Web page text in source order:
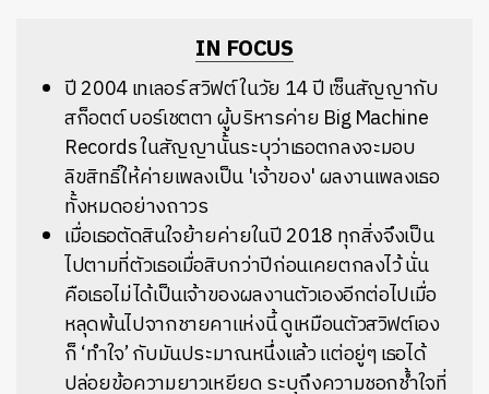
IN FOCUS
ปี 2004 เทเลอร์ สวิฟต์ ในวัย 14 ปี เซ็นสัญญากับ
สก็อตต์ บอร์เชตตา ผู้บริหารค่าย Big Machine
Recordsในสัญญานั้นระบุว่าเธอตกลงจะมอบ
ลิขสิทธิ์ให้ค่ายเพลงเป็น 'เจ้าของ' ผลงานเพลงเธอ
ทั้งหมดอย่างถาวร
เมื่อเธอตัดสินใจย้ายค่ายในปี 2018 ทุกสิ่งจึงเป็น
ไปตามที่ตัวเธอเมื่อสิบกว่าปีก่อนเคยตกลงไว้ นั่น
คือเธอไม่ได้เป็นเจ้าของผลงานตัวเองอีกต่อไปเมื่อ
หลุดพ้นไปจากชายคาแห่งนี้ ดูเหมือนตัวสวิฟต์เอง
ก็ ‘ทำใจ’ กับมันประมาณหนึ่งแล้ว แต่อยู่ๆ เธอได้
ปล่อยข้อความยาวเหยียด ระบุถึงความชอกช้ำใจที่